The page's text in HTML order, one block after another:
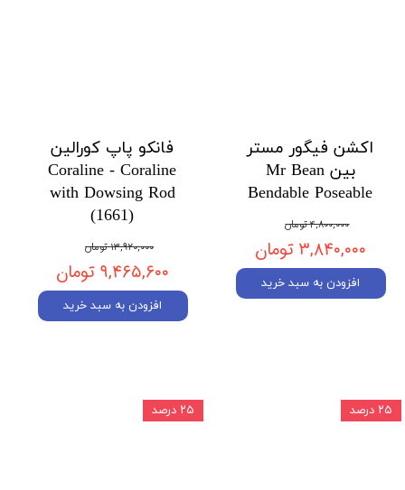
اکشن فیگور مستر
بین Mr Bean
Bendable Poseable
۴,۸۰۰,۰۰۰ تومان
۳,۸۴۰,۰۰۰ تومان
افزودن به سبد خرید
فانکو پاپ کورالین
Coraline - Coraline
with Dowsing Rod
(1661)
۱۳,۹۲۰,۰۰۰ تومان
۹,۴۶۵,۶۰۰ تومان
افزودن به سبد خرید
۲۵ درصد ۲۵ درصد